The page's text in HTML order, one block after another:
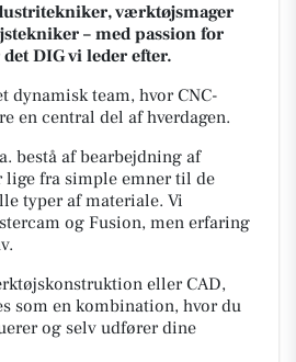
værktøjsmager
– med passion for
DIG vi leder efter.
dynamisk team, hvor CNC-
en central del af hverdagen.
bestå af bearbejdning af
lige fra simple emner til de
typer af materiale. Vi
og Fusion, men erfaring
eller CAD,
som en kombination, hvor du
og selv udfører dine